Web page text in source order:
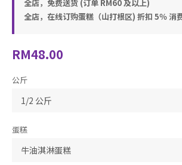
全店，免费送货 (订单 RM60 及以上)
全店，在线订购蛋糕（山打根区) 折扣 5％ 消
RM48.00
公斤
蛋糕